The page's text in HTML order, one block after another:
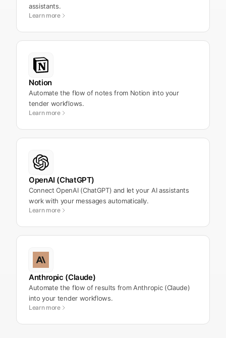
assistants.
Learn more
Notion
Automate the flow of notes from Notion into your
tender workflows.
Learn more
OpenAI (ChatGPT)
Connect OpenAI (ChatGPT) and let your AI assistants
work with your messages automatically.
Learn more
Anthropic (Claude)
Automate the flow of results from Anthropic (Claude)
into your tender workflows.
Learn more